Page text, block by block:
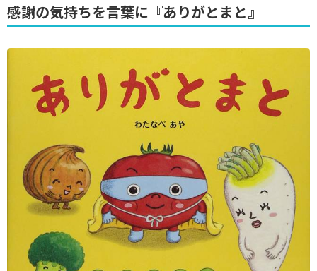
感謝の気持ちを言葉に『ありがとまと』